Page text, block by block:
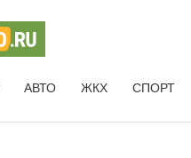
АВТО ЖКХ СПОРТ